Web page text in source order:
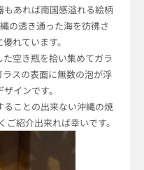
あれば南国感溢れる絵柄
の透き通った海を彷彿さ
れています。
空き瓶を拾い集めてガラ
スの表面に無数の泡が浮
インです。
ことの出来ない沖縄の焼
紹介出来れば幸いです。